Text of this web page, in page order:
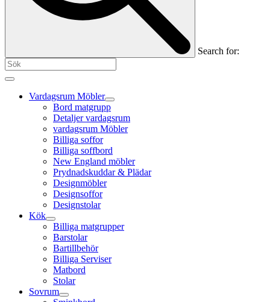
Search for:
Vardagsrum Möbler
Bord matgrupp
Detaljer vardagsrum
vardagsrum Möbler
Billiga soffor
Billiga soffbord
New England möbler
Prydnadskuddar & Plädar
Designmöbler
Designsoffor
Designstolar
Kök
Billiga matgrupper
Barstolar
Bartillbehör
Billiga Serviser
Matbord
Stolar
Sovrum